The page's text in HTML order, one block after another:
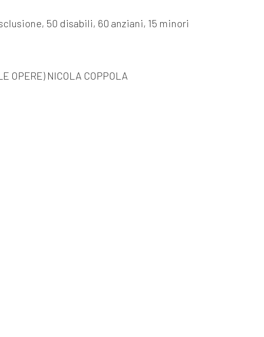
50 disabili, 60 anziani, 15 minori
OPERE) NICOLA COPPOLA